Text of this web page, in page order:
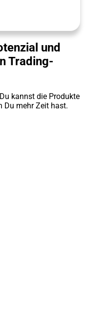
und
Trading-
kannst die Produkte
Du mehr Zeit hast.